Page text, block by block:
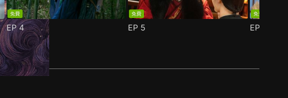
免費
EP4
免費
EP 5
免費
EP